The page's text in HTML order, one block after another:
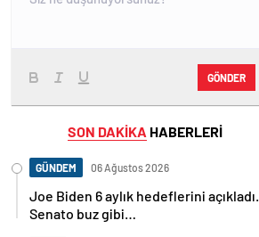
GÖNDER
SON DAKİKA HABERLERİ
GÜNDEM 06 Ağustos 2026
Joe Biden 6 aylık hedeflerini açıkladı.
Senato buz gibi…